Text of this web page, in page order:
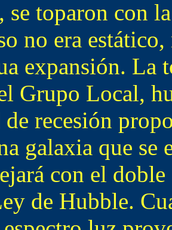
se toparon con
no era
expansión. La
Grupo Local,
recesión
galaxia que se
con el
de Hubble.